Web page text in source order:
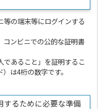
の端末等にログインする
ンビニでの公的な証明書
あること」を証明するこ
は4桁の数字です。
するために必要な準備